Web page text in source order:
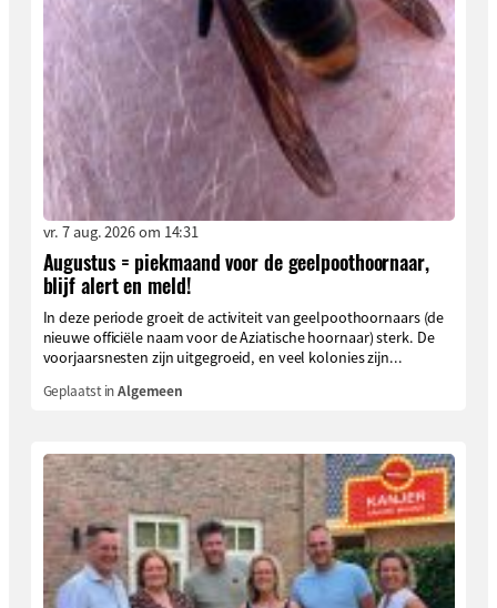
vr. 7 aug. 2026 om 14:31
Augustus = piekmaand voor de geelpoothoornaar,
blijf alert en meld!
In deze periode groeit de activiteit van geelpoothoornaars (de
nieuwe officiële naam voor de Aziatische hoornaar) sterk. De
voorjaarsnesten zijn uitgegroeid, en veel kolonies zijn...
Geplaatst inAlgemeen